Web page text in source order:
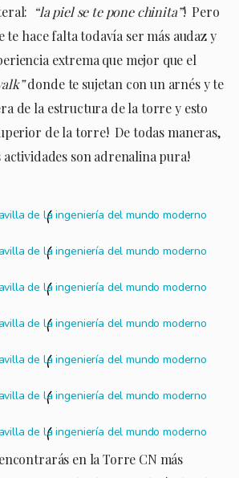
“la piel se te pone chinita”! Pero
te hace falta todavía ser más audaz y
extrema que mejor que el
donde te sujetan con un arnés y te
de la estructura de la torre y esto
de la torre! De todas maneras,
actividades son adrenalina pura!
en la Torre CN más